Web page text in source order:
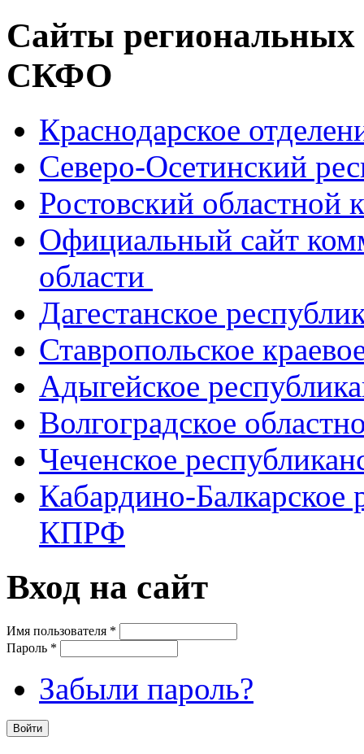
Сайты
СКФО
Краснодарское
Северо-Осетинский
Ростовский
Официальный сайт
области
Дагестанское
Ставропольское
Адыгейское
Волгоградское
Чеченское
Кабардино-Балкарское
КПРФ
Вход на сайт
Имя пользователя *
Пароль *
Забыли пароль?